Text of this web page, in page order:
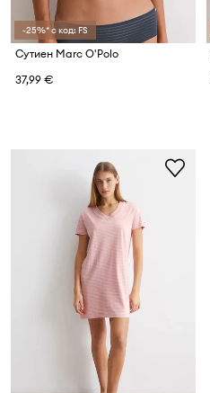
-25%* с код: FS
Сутиен Marc O'Polo
37,99 €